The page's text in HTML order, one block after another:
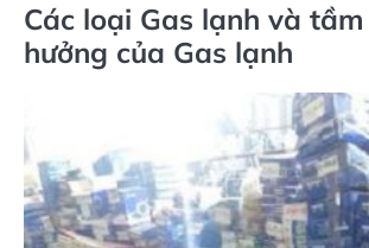
Các loại Gas lạnh và
hưởng của Gas lạnh